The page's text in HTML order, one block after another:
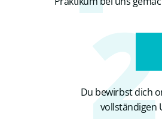
2
Du bewirbst dich
vollständigen